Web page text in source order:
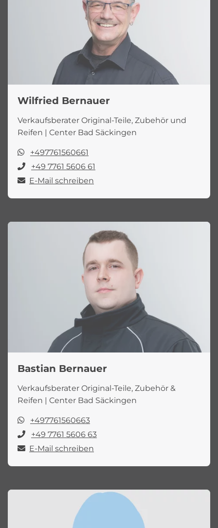
Wilfried Bernauer
Verkaufsberater Original-Teile, Zubehör und
Reifen | Center Bad Säckingen
+497761560661
+49 7761 5606 61
E-Mail schreiben
Bastian Bernauer
Verkaufsberater Original-Teile, Zubehör &
Reifen | Center Bad Säckingen
+497761560663
+49 7761 5606 63
E-Mail schreiben